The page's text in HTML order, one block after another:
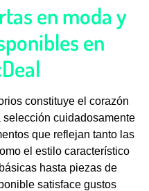
en moda y
en
constituye el corazón
cuidadosamente
que reflejan tanto las
el estilo característico
hasta piezas de
satisface gustos